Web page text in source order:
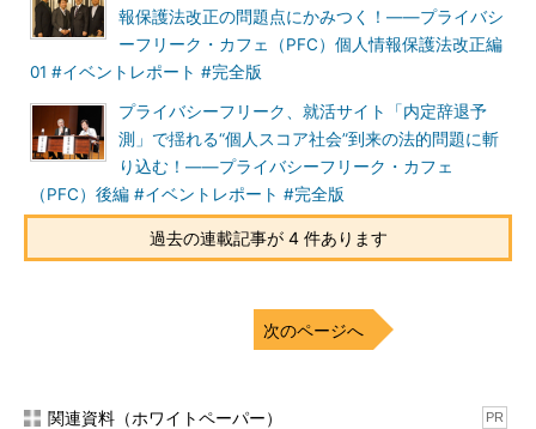
山本図1の下側に個人がいて、右側に手法があるはずなんで
す。集めたデータを解析するために人工知能を使いました、それ
によって信用度をスコアリングとしてアウトプットしました、な
ど。
のサンプル数がいっぱい要るというのと、個別の事情として「国
報保護法改正の問題点にかみつく！――プライバシ
ーフリーク・カフェ（PFC）個人情報保護法改正編
01 #イベントレポート #完全版
プライバシーフリーク、就活サイト「内定辞退予
測」で揺れる“個人スコア社会”到来の法的問題に斬
り込む！――プライバシーフリーク・カフェ
（PFC）後編 #イベントレポート #完全版
過去の連載記事が 4 件あります
次のページへ
関連資料（ホワイトペーパー） PR